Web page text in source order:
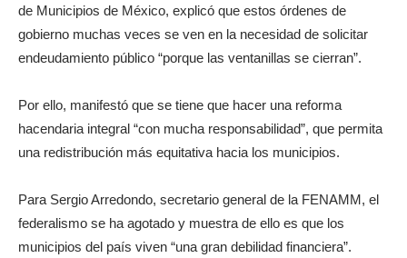
de Municipios de México, explicó que estos órdenes de
gobierno muchas veces se ven en la necesidad de solicitar
endeudamiento público “porque las ventanillas se cierran”.
Por ello, manifestó que se tiene que hacer una reforma
hacendaria integral “con mucha responsabilidad”, que permita
una redistribución más equitativa hacia los municipios.
Para Sergio Arredondo, secretario general de la FENAMM, el
federalismo se ha agotado y muestra de ello es que los
municipios del país viven “una gran debilidad financiera”.